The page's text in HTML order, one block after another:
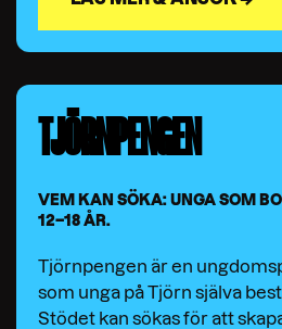
TJÖRNPENGEN
VEM KAN SÖKA: UNGA SOM
12–18 ÅR.
Tjörnpengen är en
som unga på Tjörn själva
Stödet kan sökas för att